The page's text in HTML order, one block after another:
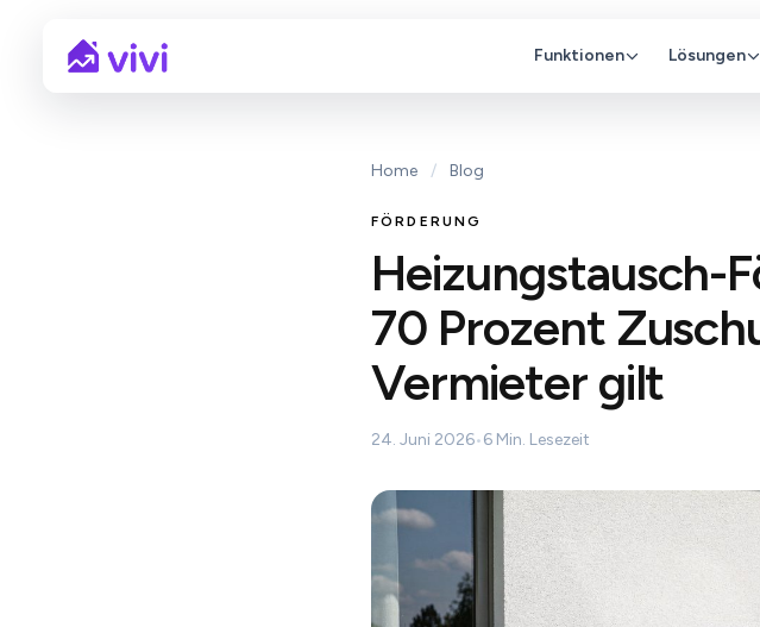
Funktionen Lösungen
Home / Blog
FÖRDERUNG
Heizungstausch-
70 Prozent
Vermieter gilt
24. Juni 2026•6 Min. Lesezeit